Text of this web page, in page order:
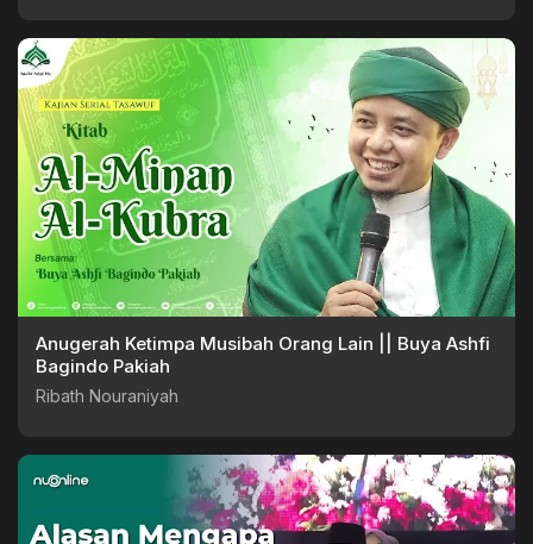
Anugerah Ketimpa Musibah Orang Lain || Buya Ashfi
Bagindo Pakiah
Ribath Nouraniyah